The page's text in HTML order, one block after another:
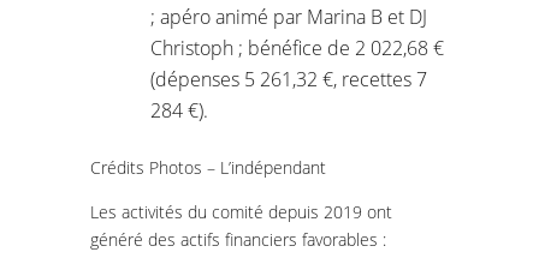
; apéro animé par Marina B et DJ
Christoph ; bénéfice de 2 022,68 €
(dépenses 5 261,32 €, recettes 7
284 €).
Crédits Photos – L’indépendant
Les activités du comité depuis 2019 ont
généré des actifs financiers favorables :